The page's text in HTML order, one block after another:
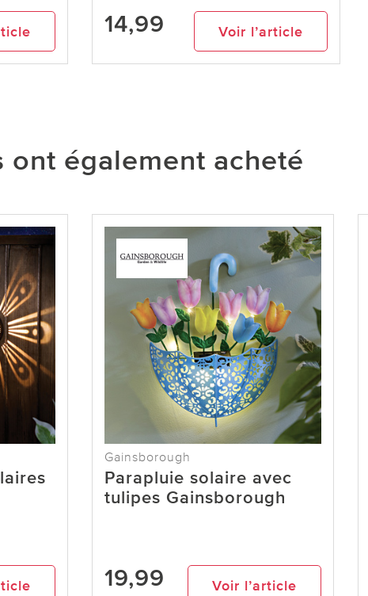
14,99 Voir l’article
ont également acheté
Gainsborough
Parapluie solaire avec
tulipes Gainsborough
19,99 Voir l’article